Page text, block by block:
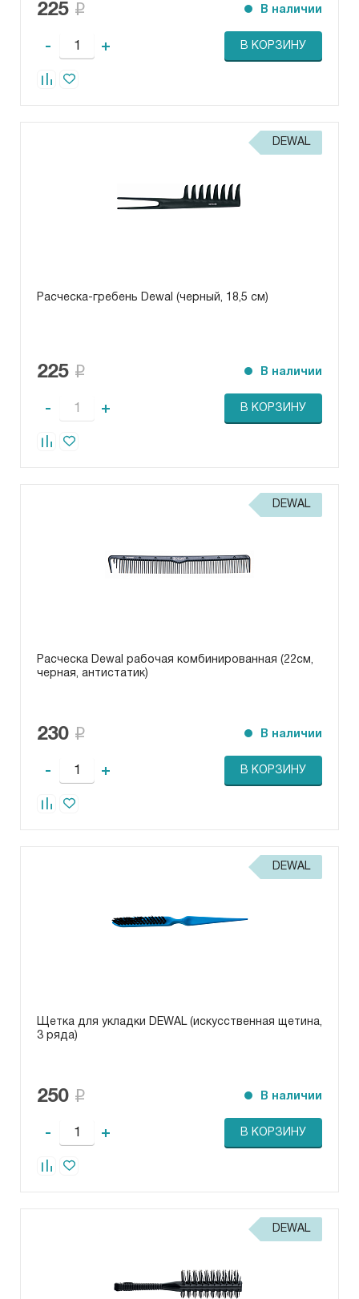
225 В наличии
- + В КОРЗИНУ
DEWAL
Расческа-гребень Dewal (черный, 18,5 см)
225 В наличии
- + В КОРЗИНУ
DEWAL
Расческа Dewal рабочая комбинированная (22см,
черная, антистатик)
230 В наличии
- + В КОРЗИНУ
DEWAL
Щетка для укладки DEWAL (искусственная щетина,
3 ряда)
250 В наличии
- + В КОРЗИНУ
DEWAL